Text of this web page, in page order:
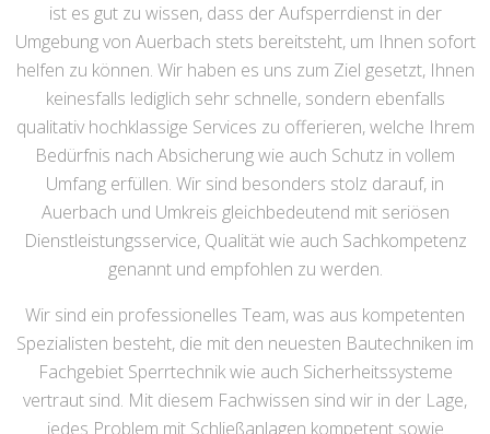
ist es gut zu wissen, dass der Aufsperrdienst in der
Umgebung von Auerbach stets bereitsteht, um Ihnen sofort
helfen zu können. Wir haben es uns zum Ziel gesetzt, Ihnen
keinesfalls lediglich sehr schnelle, sondern ebenfalls
qualitativ hochklassige Services zu offerieren, welche Ihrem
Bedürfnis nach Absicherung wie auch Schutz in vollem
Umfang erfüllen. Wir sind besonders stolz darauf, in
Auerbach und Umkreis gleichbedeutend mit seriösen
Dienstleistungsservice, Qualität wie auch Sachkompetenz
genannt und empfohlen zu werden.
Wir sind ein professionelles Team, was aus kompetenten
Spezialisten besteht, die mit den neuesten Bautechniken im
Fachgebiet Sperrtechnik wie auch Sicherheitssysteme
vertraut sind. Mit diesem Fachwissen sind wir in der Lage,
jedes Problem mit Schließanlagen kompetent sowie